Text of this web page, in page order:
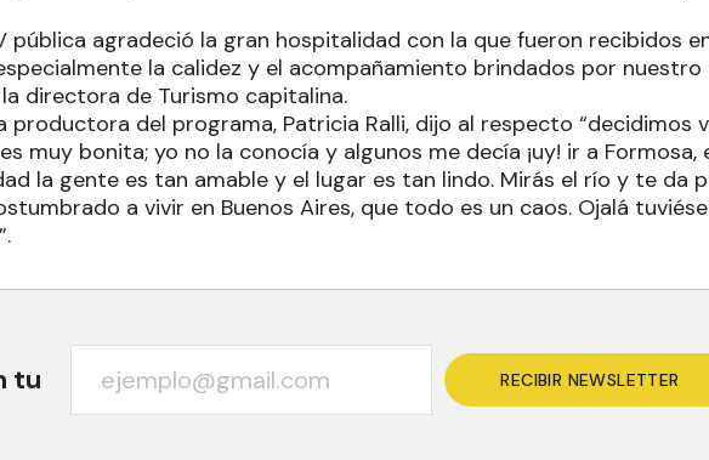
pública agradeció la gran hospitalidad con la que fueron recibidos
la calidez y el acompañamiento brindados por nuestro
directora de Turismo capitalina.
productora del programa, Patricia Ralli, dijo al respecto “decidimos
muy bonita; yo no la conocía y algunos me decía ¡uy! ir a Formosa,
la gente es tan amable y el lugar es tan lindo. Mirás el río y te da
a vivir en Buenos Aires, que todo es un caos. Ojalá
tu RECIBIR NEWSLETTER